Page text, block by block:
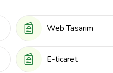
Web Tasarım
E-ticaret